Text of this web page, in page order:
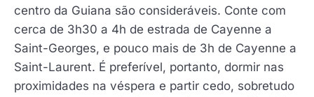
centro da Guiana são consideráveis. Conte com
cerca de 3h30 a 4h de estrada de Cayenne a
Saint-Georges, e pouco mais de 3h de Cayenne a
Saint-Laurent. É preferível, portanto, dormir nas
proximidades na véspera e partir cedo, sobretudo